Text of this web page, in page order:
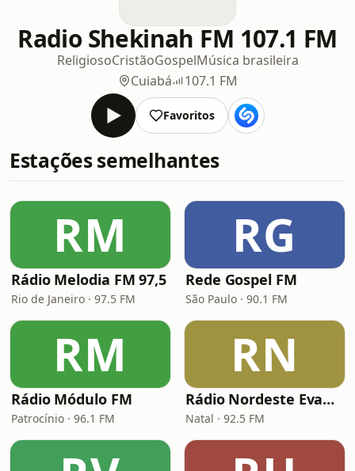
Radio Shekinah FM 107.1 FM
ReligiosoCristãoGospelMúsica brasileira
Cuiabá
107.1 FM
Favoritos
Estações semelhantes
RM
Rádio Melodia FM 97,5
Rio de Janeiro · 97.5 FM
RG
Rede Gospel FM
São Paulo · 90.1 FM
RM
Rádio Módulo FM
Patrocínio · 96.1 FM
RN
Rádio Nordeste Evangélica
Natal · 92.5 FM